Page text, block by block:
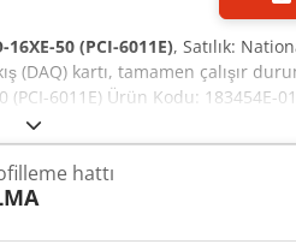
16XE-50 (PCI-6011E), Satılık:
(DAQ) kartı, tamamen çalışır
6011E) Ürün Kodu: 183454E-
NI MAX – Çalışır durumda
Ahref Analog Çıkışlar: 2 AO (12-
PCI Sürücü: NI-DAQmx ile
Tüm analog ve dijital kanalların
Çalışır durumdaki bir
hattı